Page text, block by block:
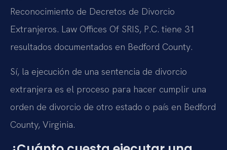
Reconocimiento de Decretos de Divorcio
Extranjeros. Law Offices Of SRIS, P.C. tiene 31
resultados documentados en Bedford County.
Sí, la ejecución de una sentencia de divorcio
extranjera es el proceso para hacer cumplir una
orden de divorcio de otro estado o país en Bedford
County, Virginia.